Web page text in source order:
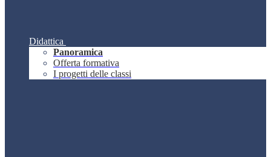
Didattica
Panoramica
Offerta formativa
I progetti delle classi